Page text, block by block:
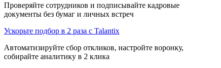
Проверяйте сотрудников и подписывайте кадровые
документы без бумаг и личных встреч
Ускорьте подбор в 2 раза с Talantix
Автоматизируйте сбор откликов, настройте воронку,
собирайте аналитику в 2 клика